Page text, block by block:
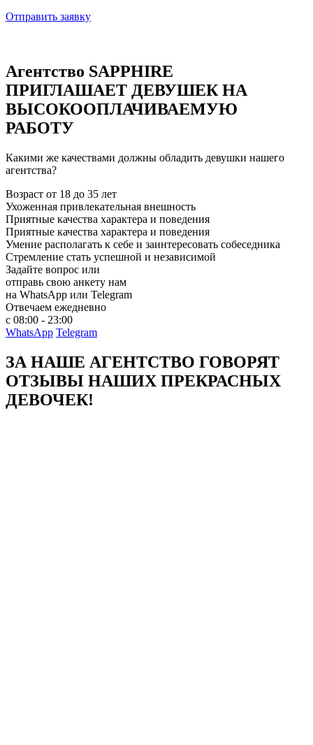
Отправить заявку
Агентство SAPPHIRE
ПРИГЛАШАЕТ ДЕВУШЕК НА
ВЫСОКООПЛАЧИВАЕМУЮ
РАБОТУ
Какими же качествами должны обладить девушки нашего
агентства?
Возраст от 18 до 35 лет
Ухоженная привлекательная внешность
Приятные качества характера и поведения
Приятные качества характера и поведения
Умение располагать к себе и заинтересовать собеседника
Стремление стать успешной и независимой
Задайте вопрос или
отправь свою анкету нам
на WhatsApp или Telegram
Отвечаем ежедневно
с 08:00 - 23:00
WhatsApp Telegram
ЗА НАШЕ АГЕНТСТВО ГОВОРЯТ
ОТЗЫВЫ НАШИХ ПРЕКРАСНЫХ
ДЕВОЧЕК!